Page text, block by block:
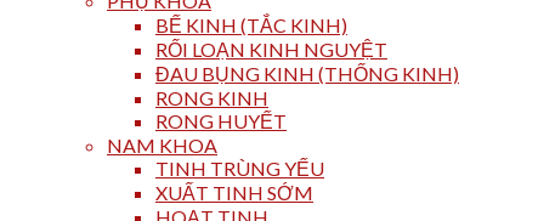
BẾ KINH (TẮC KINH)
RỐI LOẠN KINH NGUYỆT
ĐAU BỤNG KINH (THỐNG KINH)
RONG KINH
RONG HUYẾT
NAM KHOA
TINH TRÙNG YẾU
XUẤT TINH SỚM